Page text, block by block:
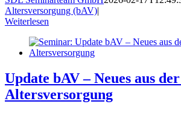
Altersversorgung (bAV)|
Weiterlesen
Update bAV – Neues aus
Altersversorgung